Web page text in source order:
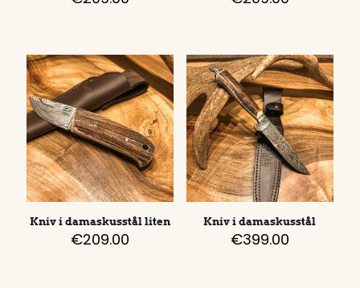
Kniv i damaskusstål liten
€209.00
Kniv i damaskusstål
€399.00